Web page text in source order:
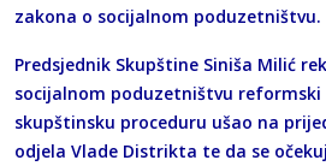
zakona o socijalnom poduzetništvu.
Predsjednik Skupštine Siniša Milić
socijalnom poduzetništvu reformski
skupštinsku proceduru ušao na
odjela Vlade Distrikta te da se